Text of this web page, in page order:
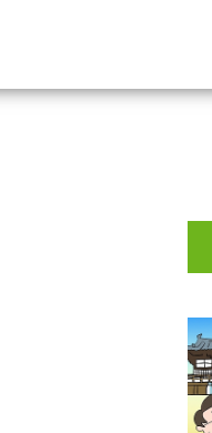
種類から請求
科パンフ
用選抜の募集要項＆願書